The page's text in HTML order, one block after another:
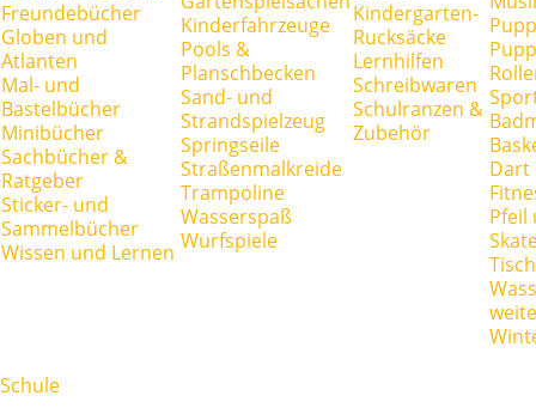
Freundebücher
Globen und
Atlanten
Mal- und
Bastelbücher
Minibücher
Sachbücher &
Ratgeber
Sticker- und
Sammelbücher
Wissen und Lernen
Kinderfahrzeuge
Pools &
Planschbecken
Sand- und
Strandspielzeug
Springseile
Straßenmalkreide
Trampoline
Wasserspaß
Wurfspiele
Kindergarten-
Rucksäcke
Lernhilfen
Schreibwaren
Schulranzen &
Zubehör
Dart
Pfeil
Schule